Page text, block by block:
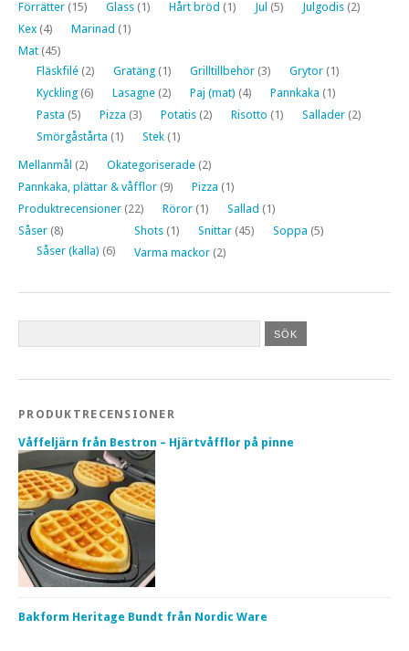
Förrätter (15) Glass (1) Hårt bröd (1) Jul (5) Julgodis (2)
Kex (4) Marinad (1)
Mat (45)
Fläskfilé (2) Gratäng (1) Grilltillbehör (3) Grytor (1)
Kyckling (6) Lasagne (2) Paj (mat) (4) Pannkaka (1)
Pasta (5) Pizza (3) Potatis (2) Risotto (1) Sallader (2)
Smörgåstårta (1) Stek (1)
Mellanmål (2) Okategoriserade (2)
Pannkaka, plättar & våfflor (9) Pizza (1)
Produktrecensioner (22) Röror (1) Sallad (1)
Såser (8)
Såser (kalla) (6)
Shots (1) Snittar (45) Soppa (5)
Varma mackor (2)
PRODUKTRECENSIONER
Våffeljärn från Bestron – Hjärtvåfflor på pinne
Bakform Heritage Bundt från Nordic Ware